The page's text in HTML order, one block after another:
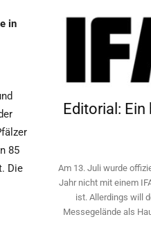
in
85
Die
Editorial:
Am 13. Juli wurde
Jahr nicht mit einem
ist. Allerdings will
Messegelände als